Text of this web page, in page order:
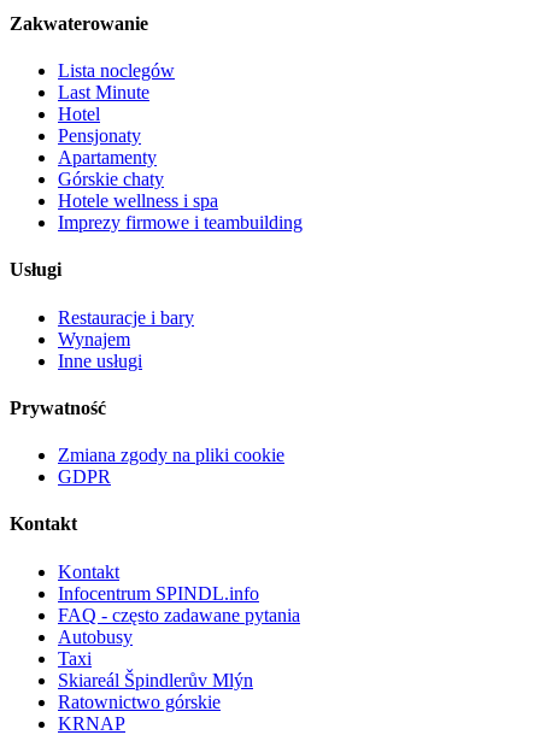
Zakwaterowanie
Lista noclegów
Last Minute
Hotel
Pensjonaty
Apartamenty
Górskie chaty
Hotele wellness i spa
Imprezy firmowe i teambuilding
Usługi
Restauracje i bary
Wynajem
Inne usługi
Prywatność
Zmiana zgody na pliki cookie
GDPR
Kontakt
Kontakt
Infocentrum SPINDL.info
FAQ - często zadawane pytania
Autobusy
Taxi
Skiareál Špindlerův Mlýn
Ratownictwo górskie
KRNAP